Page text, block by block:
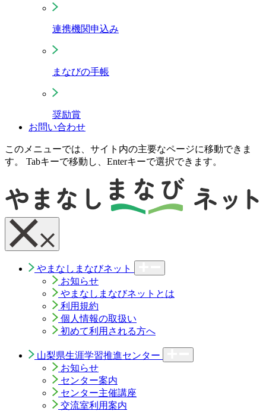
連携機関申込み
まなびの手帳
奨励賞
お問い合わせ
このメニューでは、サイト内の主要なページに移動できま
す。 Tabキーで移動し、Enterキーで選択できます。
やまなしまなびネット
お知らせ
やまなしまなびネットとは
利用規約
個人情報の取扱い
初めて利用される方へ
山梨県生涯学習推進センター
お知らせ
センター案内
センター主催講座
交流室利用案内